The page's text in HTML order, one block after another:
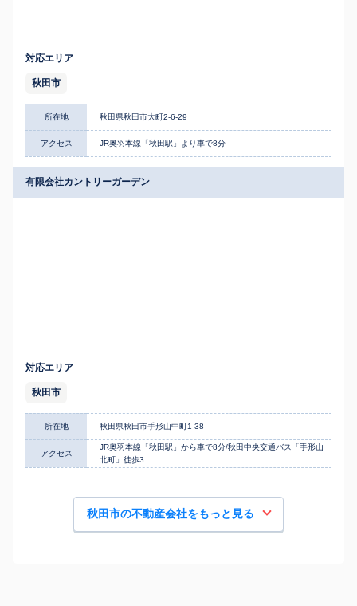
対応エリア
秋田市
所在地 秋田県秋田市大町2-6-29
アクセス JR奥羽本線「秋田駅」より車で8分
有限会社カントリーガーデン
対応エリア
秋田市
所在地 秋田県秋田市手形山中町1-38
アクセス
JR奥羽本線「秋田駅」から車で8分/秋田中央交通バス「手形山
北町」徒歩3...
秋田市の不動産会社をもっと見る